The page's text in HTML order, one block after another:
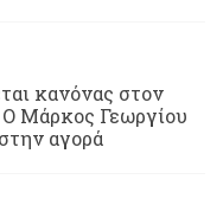
κανόνας στον
Ο Μάρκος Γεωργίου
αγορά